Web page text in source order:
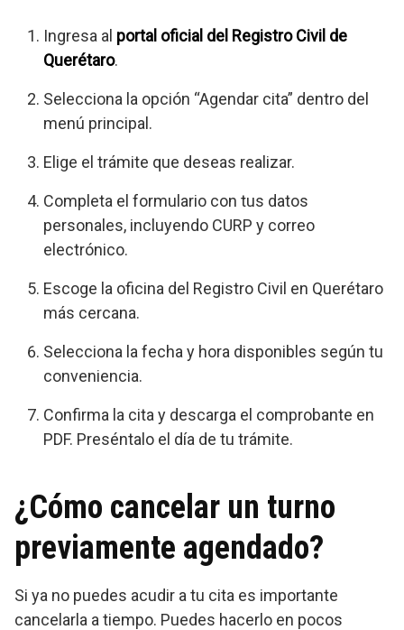
Ingresa al portal oficial del Registro Civil de
Querétaro.
Selecciona la opción “Agendar cita” dentro del
menú principal.
Elige el trámite que deseas realizar.
Completa el formulario con tus datos
personales, incluyendo CURP y correo
electrónico.
Escoge la oficina del Registro Civil en Querétaro
más cercana.
Selecciona la fecha y hora disponibles según tu
conveniencia.
Confirma la cita y descarga el comprobante en
PDF. Preséntalo el día de tu trámite.
¿Cómo cancelar un turno
previamente agendado?
Si ya no puedes acudir a tu cita es importante
cancelarla a tiempo. Puedes hacerlo en pocos